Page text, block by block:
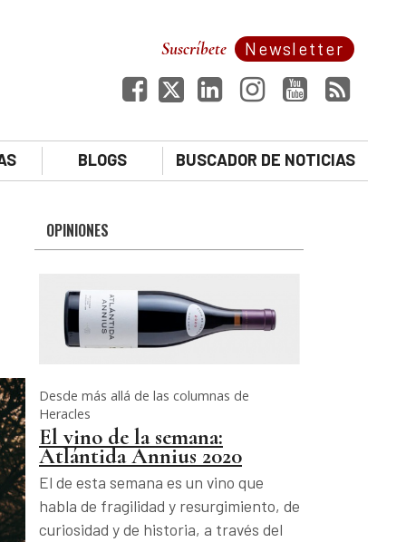
Newsletter
Suscríbete
BLOGS BUSCADOR DE NOTICIAS
OPINIONES
Desde más allá de las columnas de
Heracles
El vino de la semana:
Atlántida Annius 2020
El de esta semana es un vino que
habla de fragilidad y resurgimiento, de
curiosidad y de historia, a través del